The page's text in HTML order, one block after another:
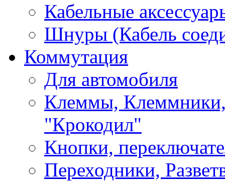
Кабельные
Шнуры (Кабель
Коммутация
Для автомобиля
Клеммы,
"Крокодил"
Кнопки,
Переходники,